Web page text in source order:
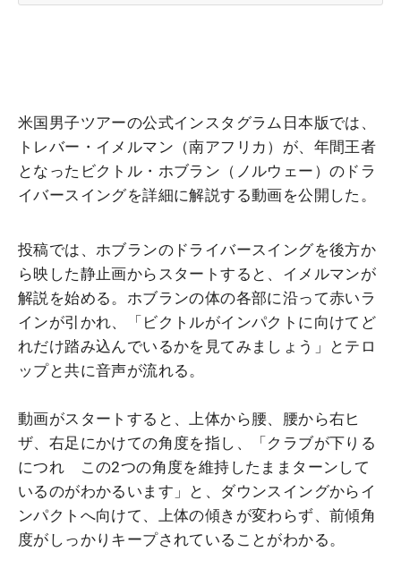
米国男子ツアーの公式インスタグラム日本版では、
トレバー・イメルマン（南アフリカ）が、年間王者
となったビクトル・ホブラン（ノルウェー）のドラ
イバースイングを詳細に解説する動画を公開した。
投稿では、ホブランのドライバースイングを後方か
ら映した静止画からスタートすると、イメルマンが
解説を始める。ホブランの体の各部に沿って赤いラ
インが引かれ、「ビクトルがインパクトに向けてど
れだけ踏み込んでいるかを見てみましょう」とテロ
ップと共に音声が流れる。
動画がスタートすると、上体から腰、腰から右ヒ
ザ、右足にかけての角度を指し、「クラブが下りる
につれ この2つの角度を維持したままターンして
いるのがわかるいます」と、ダウンスイングからイ
ンパクトへ向けて、上体の傾きが変わらず、前傾角
度がしっかりキープされていることがわかる。